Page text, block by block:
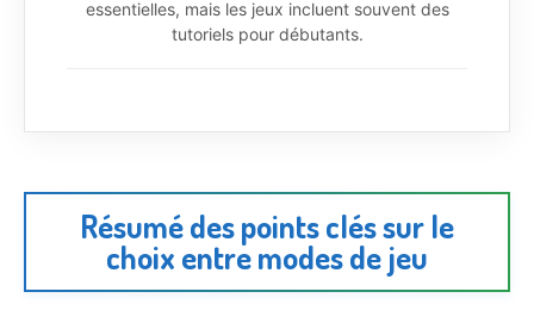
essentielles, mais les jeux incluent souvent des
tutoriels pour débutants.
Résumé des points clés sur le
choix entre modes de jeu